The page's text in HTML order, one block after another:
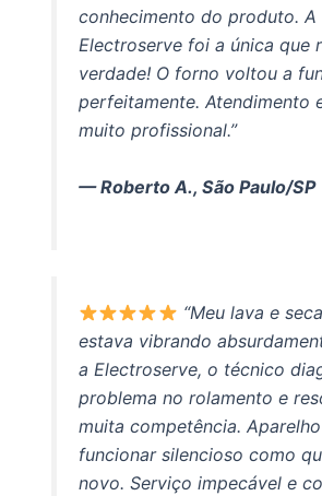
conhecimento do produto. A
Electroserve foi a única que
verdade! O forno voltou a
perfeitamente. Atendimento
muito profissional.”
— Roberto A., São Paulo/SP
“Meu lava e
estava vibrando
a Electroserve, o técnico
problema no rolamento e
muita competência.
funcionar silencioso como
novo. Serviço impecável e